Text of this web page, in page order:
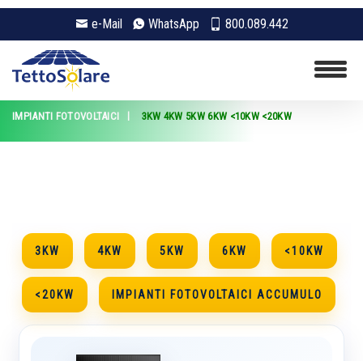
e-Mail WhatsApp 800.089.442
IMPIANTI FOTOVOLTAICI 3KW 4KW 5KW 6KW <10KW <20KW
3KW 4KW 5KW 6KW <10KW
<20KW IMPIANTI FOTOVOLTAICI ACCUMULO